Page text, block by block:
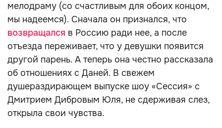
мелодраму (со счастливым для обоих концом,
мы надеемся). Сначала он признался, что
возвращался в Россию ради нее, а после
отъезда переживает, что у девушки появится
другой парень. А теперь она честно рассказала
об отношениях с Даней. В свежем
душераздирающем выпуске шоу «Сессия» с
Дмитрием Дибровым Юля, не сдерживая слез,
открыла свои чувства.